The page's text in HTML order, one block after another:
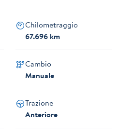
Chilometraggio
67.696 km
Cambio
Manuale
Trazione
Anteriore